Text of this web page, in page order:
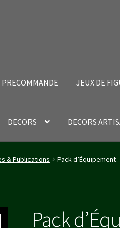
PRECOMMANDE JEUX DE
DECORS DECORS
Success Page Validation de la
& Publications Pack d’Équipement
Pack